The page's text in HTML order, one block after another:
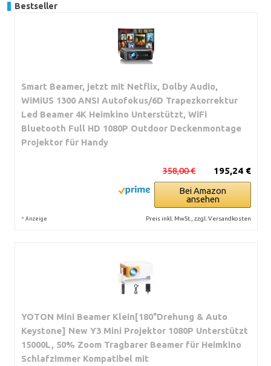
Bestseller
Smart Beamer, jetzt mit Netflix, Dolby Audio,
WiMiUS 1300 ANSI Autofokus/6D Trapezkorrektur
Led Beamer 4K Heimkino Unterstützt, WiFi
Bluetooth Full HD 1080P Outdoor Deckenmontage
Projektor für Handy
195,24 €
358,00 €
Bei Amazon
ansehen
* Anzeige Preis inkl. MwSt., zzgl. Versandkosten
YOTON Mini Beamer Klein[180°Drehung & Auto
Keystone] New Y3 Mini Projektor 1080P Unterstützt
15000L, 50% Zoom Tragbarer Beamer für Heimkino
Schlafzimmer Kompatibel mit